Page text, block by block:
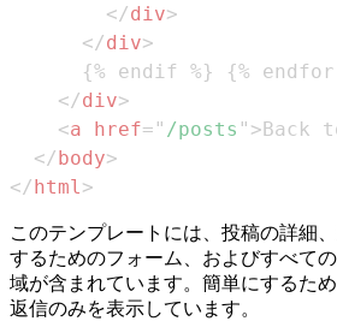
</div>
</div>
</div>
<a href= " /posts " >Back
</body>
</html>
このテンプレートには、投稿の詳細
するためのフォーム、およびすべて
域が含まれています。簡単にするた
返信のみを表示しています。